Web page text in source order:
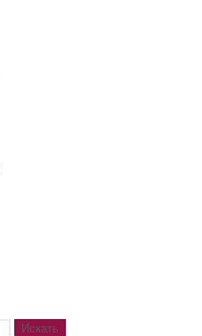
Искать